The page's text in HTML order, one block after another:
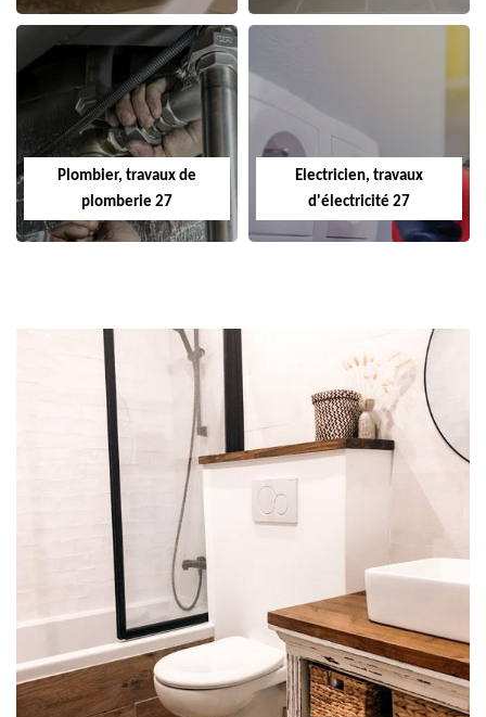
Plombier, travaux de
plomberie 27
Electricien, travaux
d'électricité 27